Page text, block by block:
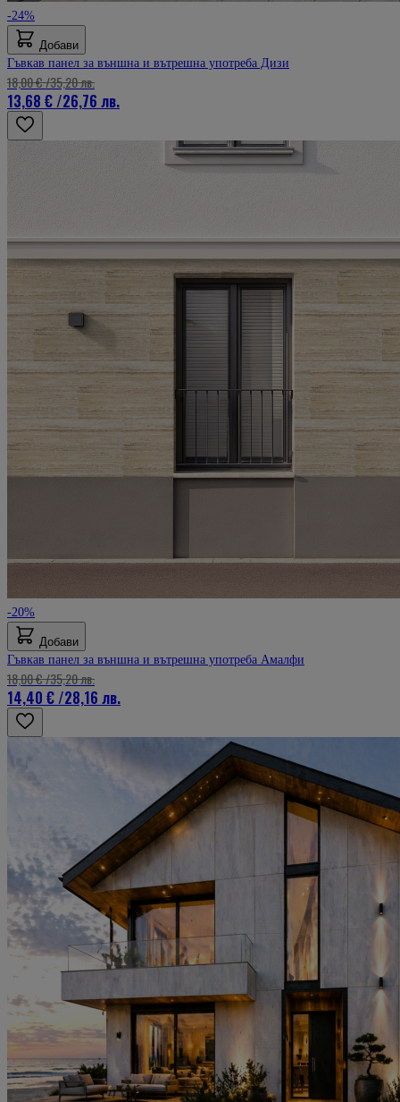
-24%
Добави
Гъвкав панел за външна и вътрешна употреба Дизи
13,68 € /26,76 лв.
18,00 €/35,20 лв.
-20%
Добави
Гъвкав панел за външна и вътрешна употреба Амалфи
14,40 € /28,16 лв.
18,00 €/35,20 лв.